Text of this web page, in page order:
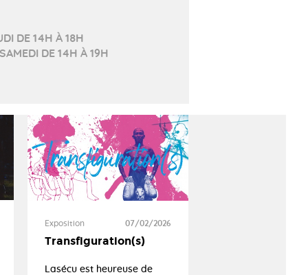
DE 14H À 18H
DE 14H À 19H
Exposition 07/02/2026
Transfiguration(s)
Lasécu est heureuse de